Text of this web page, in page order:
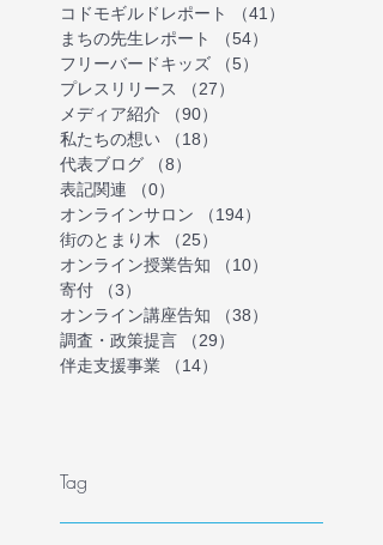
コドモギルドレポート
（41）
まちの先生レポート
（54）
フリーバードキッズ
（5）
プレスリリース
（27）
メディア紹介
（90）
私たちの想い
（18）
代表ブログ
（8）
表記関連
（0）
オンラインサロン
（194）
街のとまり木
（25）
オンライン授業告知
（10）
寄付
（3）
オンライン講座告知
（38）
調査・政策提言
（29）
伴走支援事業
（14）
Tag